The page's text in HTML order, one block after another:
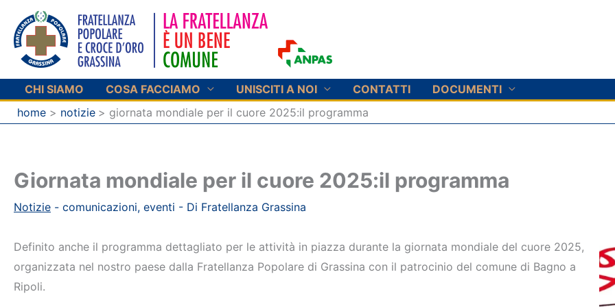
contenuto
CHI SIAMO COSA FACCIAMO UNISCITI A NOI CONTATTI
DOCUMENTI
home
notizie giornata mondiale per il cuore 2025:il programma
Giornata mondiale per il cuore 2025:il programma
Notizie - comunicazioni, eventi - Di Fratellanza Grassina
Definito anche il programma dettagliato per le attività in piazza durante la giornata mondiale del cuore 2025,
organizzata nel nostro paese dalla Fratellanza Popolare di Grassina con il patrocinio del comune di Bagno a
Ripoli.